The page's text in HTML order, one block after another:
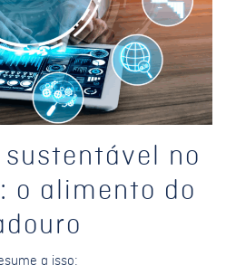
no
o alimento do
a isso: